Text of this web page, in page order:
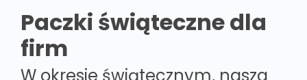
Paczki świąteczne dla
firm